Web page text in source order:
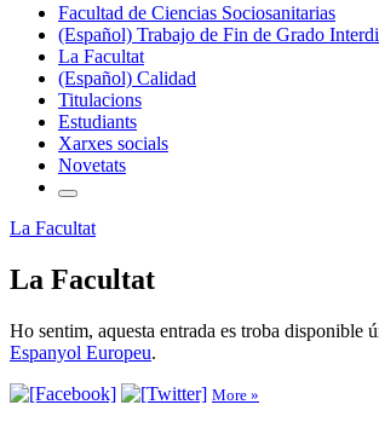
Facultad de Ciencias Sociosanitarias
(Español) Trabajo de Fin de Grado
La Facultat
(Español) Calidad
Titulacions
Estudiants
Xarxes socials
Novetats
La Facultat
La Facultat
Ho sentim, aquesta entrada es troba disponible
Espanyol Europeu.
More »